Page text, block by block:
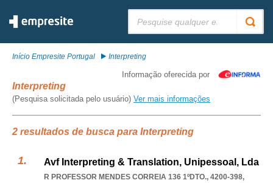
Início Empresite Portugal Interpreting
Informação oferecida por
Interpreting
(Pesquisa solicitada pelo usuário) Ver mais informações
2 resultados de busca para Interpreting
Avf Interpreting & Translation, Unipessoal, Lda
R PROFESSOR MENDES CORREIA 136 1ºDTO., 4200-398,